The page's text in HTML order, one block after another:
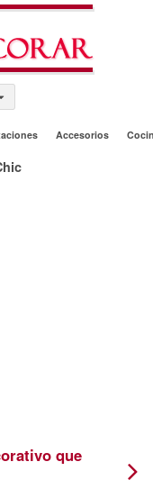
Accesorios
que